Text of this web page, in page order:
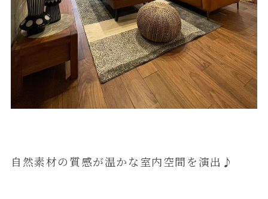
自然素材の質感が温かな室内空間を演出♪